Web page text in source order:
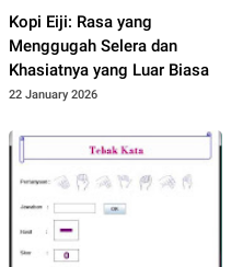
Kopi Eiji: Rasa yang
Menggugah Selera dan
Khasiatnya yang Luar Biasa
22 January 2026